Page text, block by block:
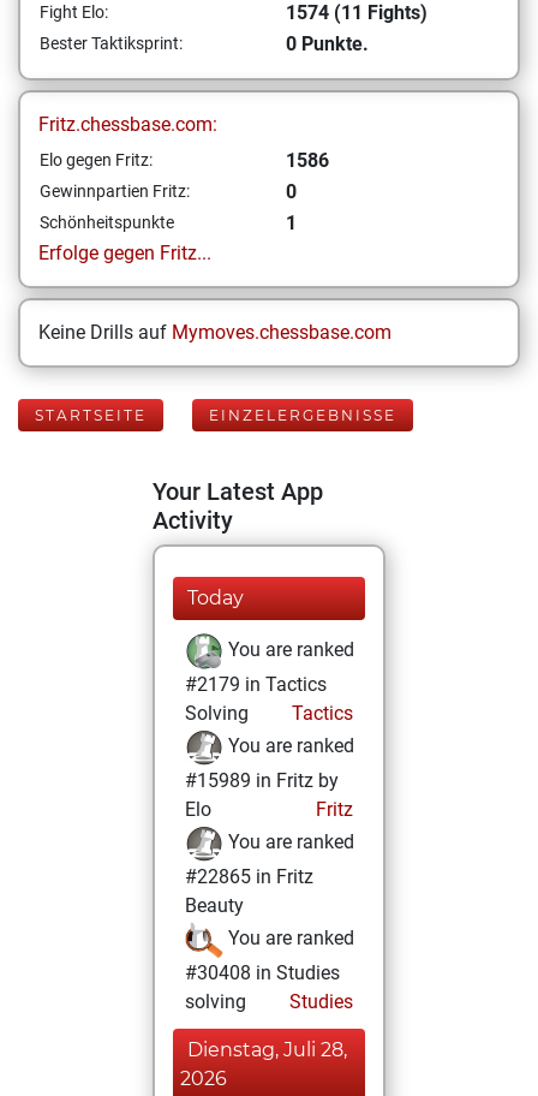
Fight Elo: 1574 (11 Fights)
Bester Taktiksprint: 0 Punkte.
Fritz.chessbase.com:
Elo gegen Fritz: 1586
Gewinnpartien Fritz: 0
Schönheitspunkte
1
Erfolge gegen Fritz...
Keine Drills auf Mymoves.chessbase.com
STARTSEITE EINZELERGEBNISSE
Your Latest App
Activity
Today
You are ranked
#2179 in Tactics
Solving
Tactics
You are ranked
#15989 in Fritz by
Elo
Fritz
You are ranked
#22865 in Fritz
Beauty
You are ranked
#30408 in Studies
solving
Studies
Dienstag, Juli 28,
2026